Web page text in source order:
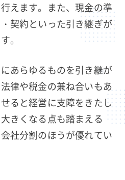
えます。また、現金の準
契約といった引き継ぎが
。
あらゆるものを引き継が
律や税金の兼ね合いもあ
ると経営に支障をきたし
きくなる点も踏まえる
社分割のほうが優れてい